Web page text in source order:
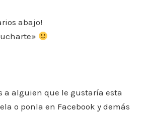
abajo!
a alguien que le gustaría esta
o ponla en Facebook y demás